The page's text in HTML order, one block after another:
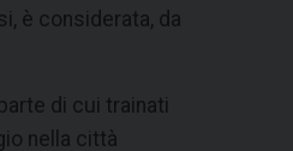
è considerata, da
di cui trainati
nella città